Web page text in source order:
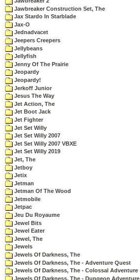
Jawbreaker Construction Set, The
Jax Stardo In Starblade
Jax-O
Jednadvacet
Jeepers Creepers
Jellybeans
Jellyfish
Jenny Of The Prairie
Jeopardy
Jeopardy!
Jerkoff Junior
Jesus The Way
Jet Action, The
Jet Boot Jack
Jet Fighter
Jet Set Willy
Jet Set Willy 2007
Jet Set Willy 2007 VBXE
Jet Set Willy 2019
Jet, The
Jetboy
Jetix
Jetman
Jetman Of The Wood
Jetmobile
Jetpac
Jeu Du Royaume
Jewel Bits
Jewel Eater
Jewel, The
Jewels
Jewels Of Darkness, The
Jewels Of Darkness, The - Adventure Quest
Jewels Of Darkness, The - Colossal Adventure
Jewels Of Darkness, The - Dungeon Adventure